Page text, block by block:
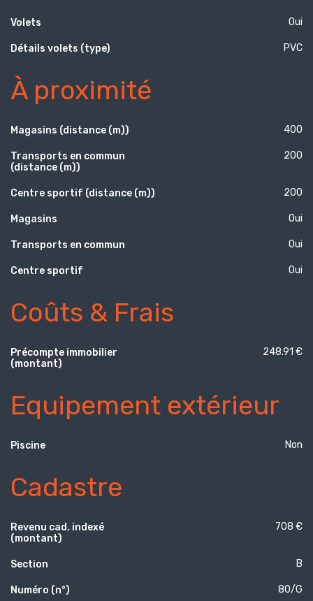
Volets Oui
Détails volets (type) PVC
À proximité
Magasins (distance (m)) 400
Transports en commun
(distance (m))
200
Centre sportif (distance (m)) 200
Magasins Oui
Transports en commun Oui
Centre sportif Oui
Coûts & Frais
Précompte immobilier
(montant)
248.91 €
Equipement extérieur
Piscine Non
Cadastre
Revenu cad. indexé
(montant)
708 €
Section B
Numéro (n°) 80/G